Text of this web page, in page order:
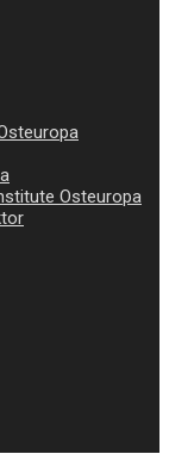
Osteuropa